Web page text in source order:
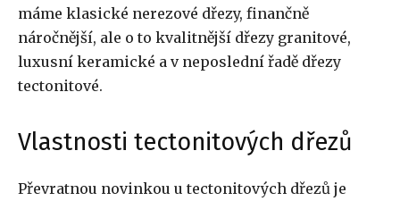
máme klasické nerezové dřezy, finančně
náročnější, ale o to kvalitnější dřezy granitové,
luxusní keramické a v neposlední řadě dřezy
tectonitové.
Vlastnosti tectonitových dřezů
Převratnou novinkou u tectonitových dřezů je